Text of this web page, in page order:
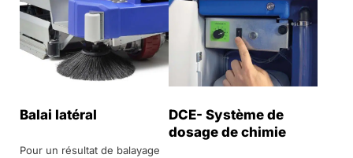
Balai latéral
Pour un résultat de balayage
DCE- Système de
dosage de chimie